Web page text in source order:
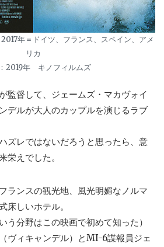
年＝ドイツ、フランス、スペイン、アメ
リカ
2019年 キノフィルムズ
監督して、ジェームズ・マカヴォイ
デルが大人のカップルを演じるラブ
ズレではないだろうと思ったら、意
栄えでした。
ランスの観光地、風光明媚なノルマ
床しいホテル。
う分野はこの映画で初めて知った）
ヴィキャンデル）とMI-6諜報員ジェ